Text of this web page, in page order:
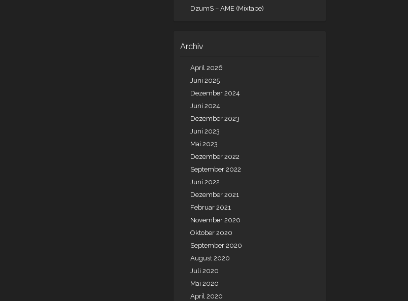
DzumS – AME (Mixtape)
Archiv
April 2026
Juni 2025
Dezember 2024
Juni 2024
Dezember 2023
Juni 2023
Mai 2023
Dezember 2022
September 2022
Juni 2022
Dezember 2021
Februar 2021
November 2020
Oktober 2020
September 2020
August 2020
Juli 2020
Mai 2020
April 2020